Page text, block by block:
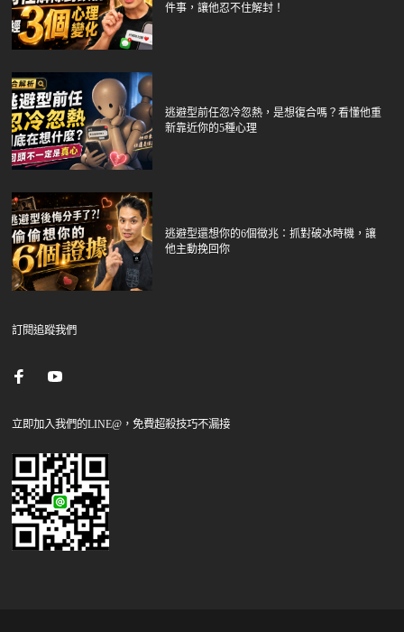
件事，讓他忍不住解封！
逃避型前任忽冷忽熱，是想復合嗎？看懂他重
新靠近你的5種心理
逃避型還想你的6個徵兆：抓對破冰時機，讓
他主動挽回你
訂閱追蹤我們
立即加入我們的LINE@，免費超殺技巧不漏接